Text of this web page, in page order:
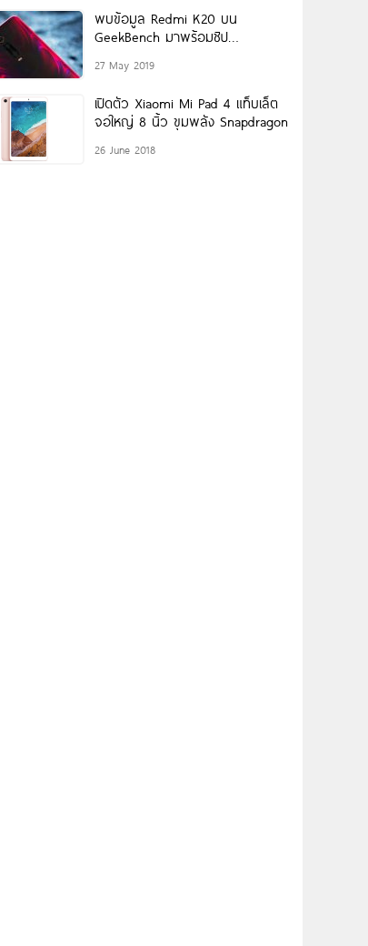
พบข้อมูล Redmi K20 บน
GeekBench มาพร้อมชิป
27 May 2019
เปิดตัว Xiaomi Mi Pad 4 แท็บเล็ต
จอใหญ่ 8 นิ้ว ขุมพลัง Snapdragon
26 June 2018